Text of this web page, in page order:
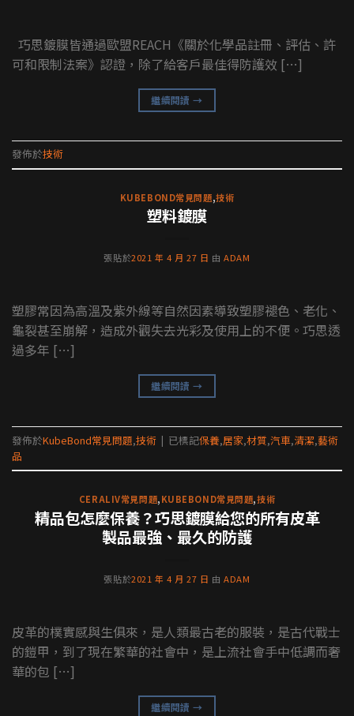
巧思鍍膜皆通過歐盟REACH《關於化學品註冊、評估、許
可和限制法案》認證，除了給客戶最佳得防護效 […]
繼續閱讀→
發佈於技術
KUBEBOND常見問題,技術
塑料鍍膜
張貼於2021 年 4 月 27 日 由ADAM
塑膠常因為高溫及紫外線等自然因素導致塑膠褪色、老化、
龜裂甚至崩解，造成外觀失去光彩及使用上的不便。巧思透
過多年 […]
繼續閱讀→
發佈於KubeBond常見問題,技術 | 已標記保養,居家,材質,汽車,清潔,藝術
品
CERALIV常見問題,KUBEBOND常見問題,技術
精品包怎麼保養？巧思鍍膜給您的所有皮革
製品最強、最久的防護
張貼於2021 年 4 月 27 日 由ADAM
皮革的樸實感與生俱來，是人類最古老的服裝，是古代戰士
的鎧甲，到了現在繁華的社會中，是上流社會手中低調而奢
華的包 […]
繼續閱讀→